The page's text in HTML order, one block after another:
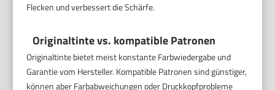
Flecken und verbessert die Schärfe.
Originaltinte vs. kompatible Patronen
Originaltinte bietet meist konstante Farbwiedergabe und
Garantie vom Hersteller. Kompatible Patronen sind günstiger,
können aber Farbabweichungen oder Druckkopfprobleme